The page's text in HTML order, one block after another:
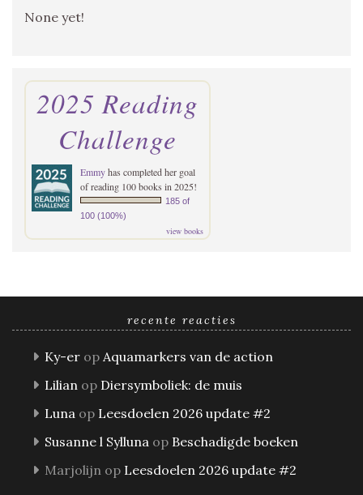
None yet!
2025 Reading
Challenge
Emmyhas completed her goal
of reading 100 books in 2025!
185 of
100 (100%)
view books
recente reacties
Ky-er op Aquamarkers van de action
Lilian op Diersymboliek: de muis
Luna op Leesdoelen 2026 update #2
Susanne l Sylluna op Beschadigde boeken
Marjolijn op Leesdoelen 2026 update #2